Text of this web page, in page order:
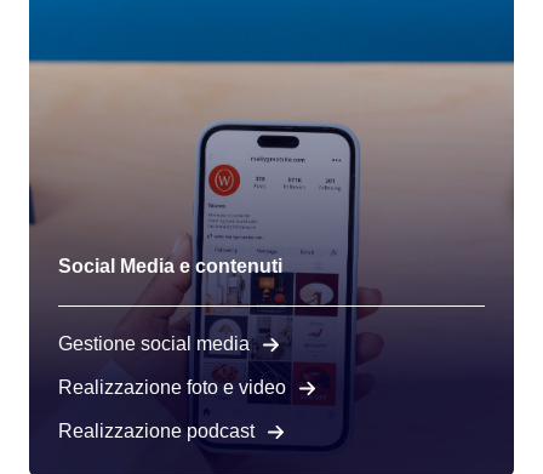
Social Media e contenuti
Gestione social media
Realizzazione foto e video
Realizzazione podcast